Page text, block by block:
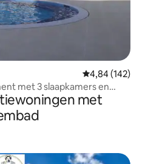
Gemiddelde
4,84 (142)
met 3 slaapkamers en
met